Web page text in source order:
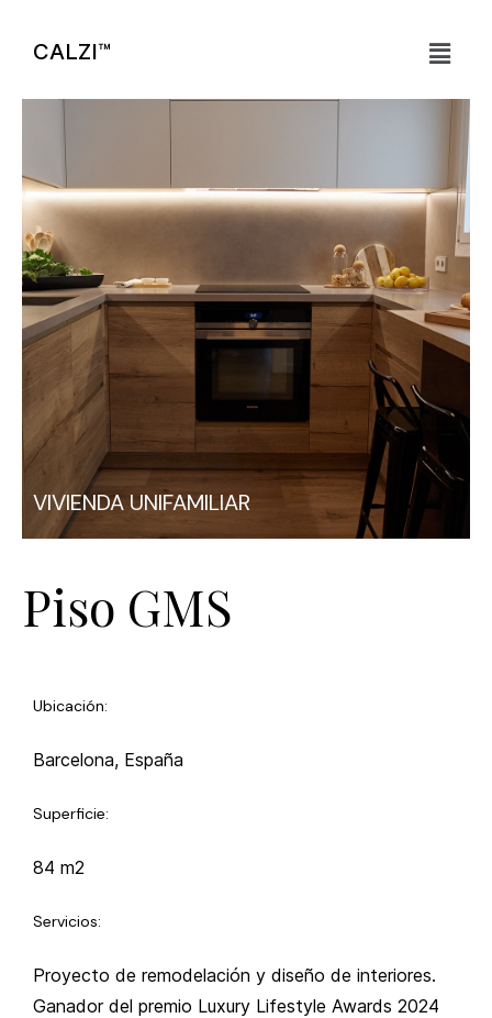
CALZI™
VIVIENDA UNIFAMILIAR
Piso GMS
Ubicación:
Barcelona, España
Superficie:
84 m2
Servicios:
Proyecto de remodelación y diseño de interiores.
Ganador del premio Luxury Lifestyle Awards 2024